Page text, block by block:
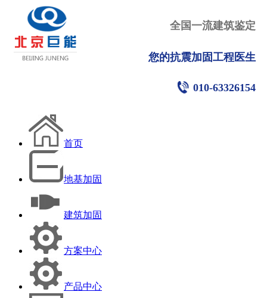
全国一流建筑鉴定
您的抗震加固工程医生
010-63326154
首页
地基加固
建筑加固
方案中心
产品中心